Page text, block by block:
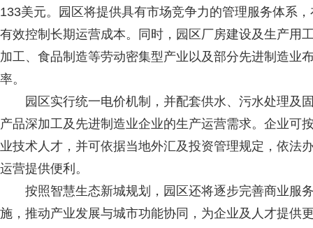
133美元。园区将提供具有市场竞争力的管理服务体系
有效控制长期运营成本。同时，园区厂房建设及生产用
加工、食品制造等劳动密集型产业以及部分先进制造业
率。
园区实行统一电价机制，并配套供水、污水处理及
产品深加工及先进制造业企业的生产运营需求。企业可
业技术人才，并可依据当地外汇及投资管理规定，依法
运营提供便利。
按照智慧生态新城规划，园区还将逐步完善商业服
施，推动产业发展与城市功能协同，为企业及人才提供